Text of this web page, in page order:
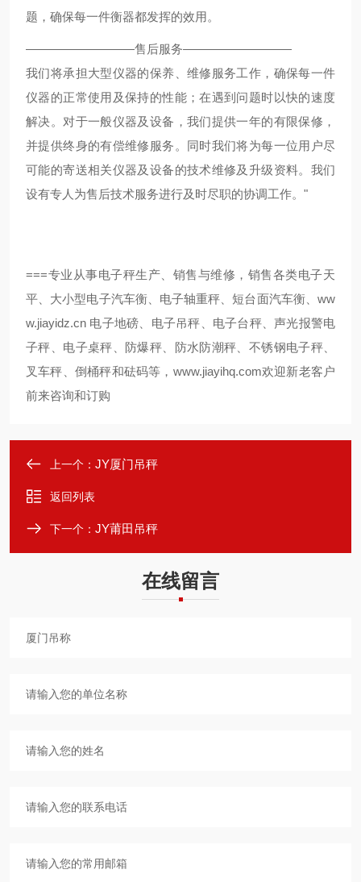
题，确保每一件衡器都发挥的效用。
—————————售后服务—————————
我们将承担大型仪器的保养、维修服务工作，确保每一件
仪器的正常使用及保持的性能；在遇到问题时以快的速度
解决。对于一般仪器及设备，我们提供一年的有限保修，
并提供终身的有偿维修服务。同时我们将为每一位用户尽
可能的寄送相关仪器及设备的技术维修及升级资料。我们
设有专人为售后技术服务进行及时尽职的协调工作。"
===专业从事电子秤生产、销售与维修，销售各类电子天
平、大小型电子汽车衡、电子轴重秤、短台面汽车衡、 ww
w.jiayidz.cn 电子地磅、电子吊秤、电子台秤、声光报警电
子秤、电子桌秤、防爆秤、防水防潮秤、不锈钢电子秤、
叉车秤、倒桶秤和砝码等， www.jiayihq.com欢迎新老客户
前来咨询和订购
上一个： JY厦门吊秤
返回列表
下一个： JY莆田吊秤
在线留言